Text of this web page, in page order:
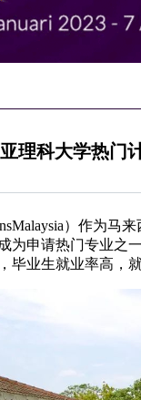
理科大学热门
）作为
为申请热门专业之
毕业生就业率高，